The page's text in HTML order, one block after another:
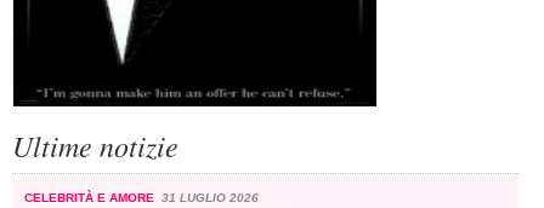
Ultime notizie
CELEBRITÀ E AMORE 31 LUGLIO 2026